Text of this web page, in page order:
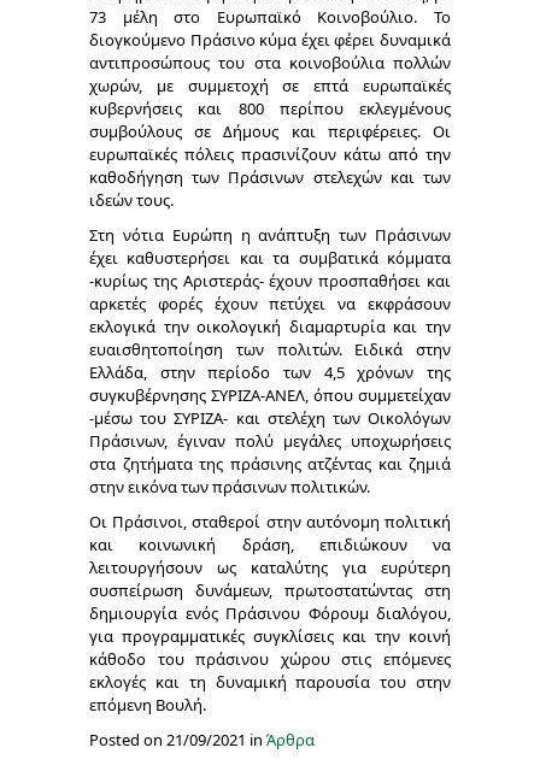
73 μέλη στο Ευρωπαϊκό Κοινοβούλιο. Το
διογκούμενο Πράσινο κύμα έχει φέρει δυναμικά
αντιπροσώπους του στα κοινοβούλια πολλών
χωρών, με συμμετοχή σε επτά ευρωπαϊκές
κυβερνήσεις και 800 περίπου εκλεγμένους
συμβούλους σε Δήμους και περιφέρειες. Οι
ευρωπαϊκές πόλεις πρασινίζουν κάτω από την
καθοδήγηση των Πράσινων στελεχών και των
ιδεών τους.
Στη νότια Ευρώπη η ανάπτυξη των Πράσινων
έχει καθυστερήσει και τα συμβατικά κόμματα
-κυρίως της Αριστεράς- έχουν προσπαθήσει και
αρκετές φορές έχουν πετύχει να εκφράσουν
εκλογικά την οικολογική διαμαρτυρία και την
ευαισθητοποίηση των πολιτών. Ειδικά στην
Ελλάδα, στην περίοδο των 4,5 χρόνων της
συγκυβέρνησης ΣΥΡΙΖΑ-ΑΝΕΛ, όπου συμμετείχαν
-μέσω του ΣΥΡΙΖΑ- και στελέχη των Οικολόγων
Πράσινων, έγιναν πολύ μεγάλες υποχωρήσεις
στα ζητήματα της πράσινης ατζέντας και ζημιά
στην εικόνα των πράσινων πολιτικών.
Οι Πράσινοι, σταθεροί στην αυτόνομη πολιτική
και κοινωνική δράση, επιδιώκουν να
λειτουργήσουν ως καταλύτης για ευρύτερη
συσπείρωση δυνάμεων, πρωτοστατώντας στη
δημιουργία ενός Πράσινου Φόρουμ διαλόγου,
για προγραμματικές συγκλίσεις και την κοινή
κάθοδο του πράσινου χώρου στις επόμενες
εκλογές και τη δυναμική παρουσία του στην
επόμενη Βουλή.
Posted on 21/09/2021 in Άρθρα